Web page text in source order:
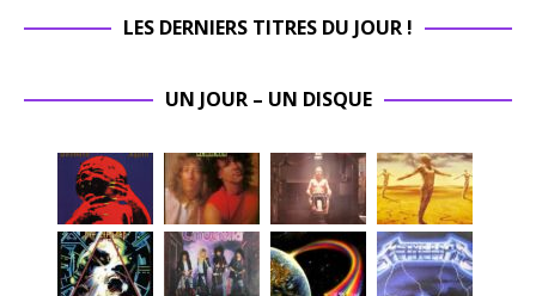
LES DERNIERS TITRES DU JOUR !
UN JOUR – UN DISQUE